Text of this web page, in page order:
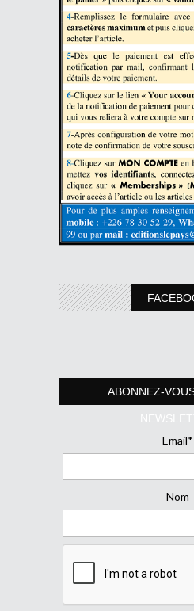
ABONNEZ-
Email*
Nom